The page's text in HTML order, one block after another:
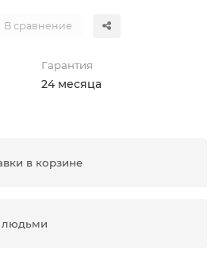
В сравнение
Гарантия
24 месяца
в корзине
людьми